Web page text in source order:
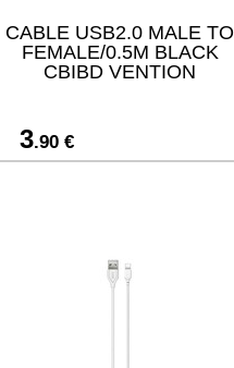
CABLE USB2.0 MALE TO
FEMALE/0.5M BLACK
CBIBD VENTION
3.90 €